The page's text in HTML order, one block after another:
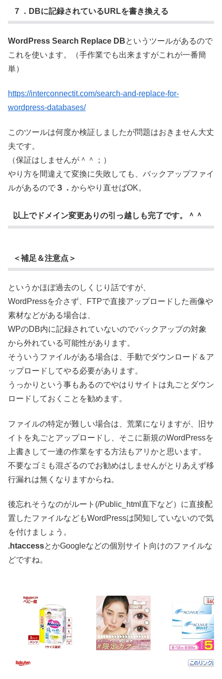
７．DBに記録されているURLを書き換える
WordPress Search Replace DBというツールがあるので
これを使います。（手作業でも出来ますがこれが一番簡
単）
https://interconnectit.com/search-and-replace-for-
wordpress-databases/
このツールは何度か検証しましたが問題はおきません大丈
夫です。
（保証はしませんが＾＾；）
やり方を間違えて変換に失敗しても、バックアップファイ
ルがあるので ３． からやり直せばOK。
以上でドメイン変更ありの引っ越しも完了です。＾＾
＜補足＆注意点＞
というかほぼ過去のしくじり話ですが、
WordPressを介さず、FTPで直接アップロードした画像や
素材などがある場合は、
WPのDB内に記録されていないのでバックアップの対象
から外れている可能性があります。
そういうファイルがある場合は、手動でダウンロード＆ア
ップロードしてやる必要があります。
うっかりという事もあるのでやはりサイトは丸ごとダウン
ロードしておくことを勧めます。
ファイルの特定が難しい場合は、荒業になりますが、旧サ
イトを丸ごとアップロードし、そこに新規のWordPressを
上書きして一連の作業をする方法もアリかと思います。
不要なゴミも混ざるのでお勧めはしませんがとりあえず移
行漏れは無くなりますからね。
後忘れそうなのがルート(/Public_html直下など）に直接配
置したファイルなどもWordPressは関知していないので気
を付けましょう。
.htaccessとかGoogleなどの個別サイト向けのファイルな
どですね。